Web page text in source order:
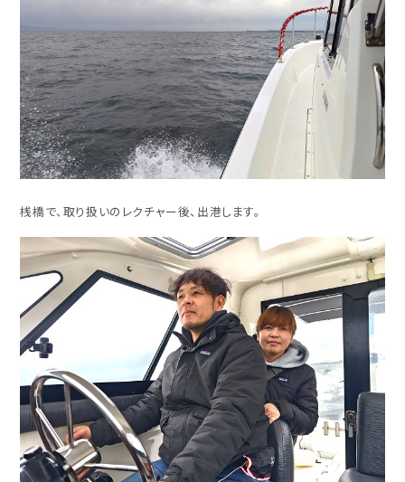
桟橋で、取り扱いのレクチャー後、出港します。